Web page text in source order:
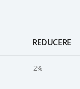
REDUCERE
2%